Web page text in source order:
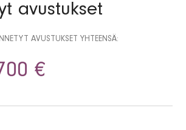
avustukset
AVUSTUKSET YHTEENSÄ:
€